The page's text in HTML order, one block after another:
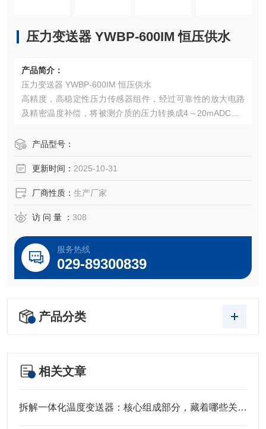
压力变送器 YWBP-600IM 恒压供水
产品简介：
压力变送器 YWBP-600IM 恒压供水
高精度，高稳定性压力传感器组件，经过可靠性的放大电路
及精密温度补偿，将被测介质的压力转换成4～20mADC、0
感器、封装技术以及*的装配工艺确保了该产品的优异质量和
产品型号：
更新时间： 2025-10-31
厂商性质： 生产厂家
访 问 量 ： 308
服务热线
029-89300839
产品分类
相关文章
拆解一体化温度变送器：核心组成部分，藏着哪些关键“密码”？